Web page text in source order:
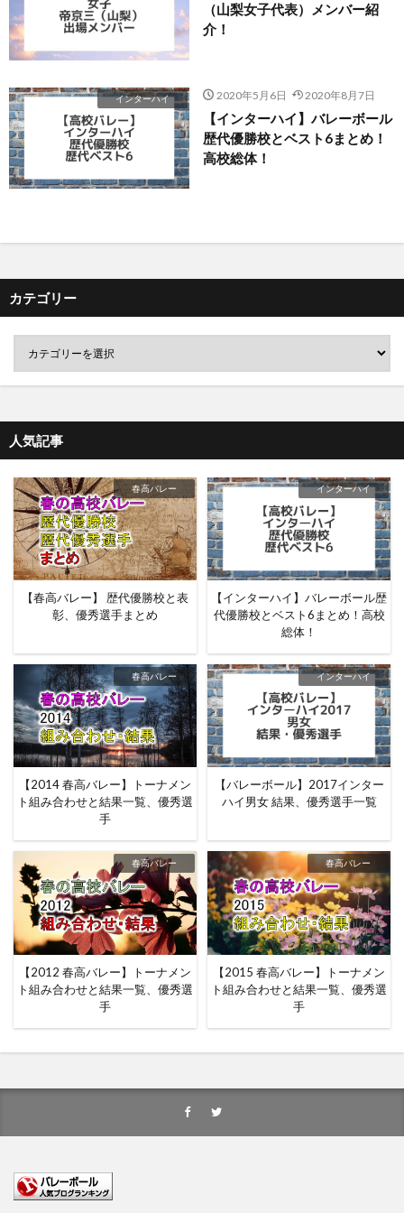
（山梨女子代表）メンバー紹
介！
インターハイ 2020年5月6日 2020年8月7日
【インターハイ】バレーボール
歴代優勝校とベスト6まとめ！
高校総体！
カテゴリー
人気記事
春高バレー
【春高バレー】 歴代優勝校と表
彰、優秀選手まとめ
インターハイ
【インターハイ】バレーボール歴
代優勝校とベスト6まとめ！高校
総体！
春高バレー
【2014 春高バレー】トーナメン
ト組み合わせと結果一覧、優秀選
手
インターハイ
【バレーボール】2017インター
ハイ男女 結果、優秀選手一覧
春高バレー
【2012 春高バレー】トーナメン
ト組み合わせと結果一覧、優秀選
手
春高バレー
【2015 春高バレー】トーナメン
ト組み合わせと結果一覧、優秀選
手